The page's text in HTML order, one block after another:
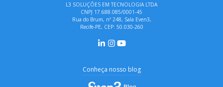
L3 SOLUÇÕES EM TECNOLOGIA LTDA
CNPJ 17.688.085/0001-45
Rua do Brum, nº 248, Sala Even3,
Recife-PE, CEP: 50.030-260
Conheça nosso blog